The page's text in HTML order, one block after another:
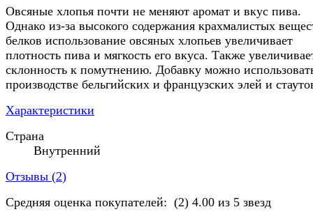
Овсяные хлопья почти не меняют аромат и вкус пива.
Однако из-за высокого содержания крахмалистых
белков использование овсяных хлопьев увеличивает
плотность пива и мягкость его вкуса. Также
склонность к помутнению. Добавку можно
производстве бельгийских и французских элей и
Характеристики
Страна
Внутренний
Отзывы (2)
Средняя оценка покупателей: (2) 4.00 из 5 звезд